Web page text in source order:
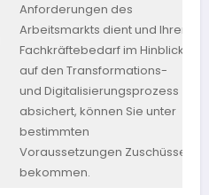
Anforderungen des
Arbeitsmarkts dient und Ihren
Fachkräftebedarf im Hinblick
auf den Transformations-
und Digitalisierungsprozess
absichert, können Sie unter
bestimmten
Voraussetzungen Zuschüsse
bekommen.